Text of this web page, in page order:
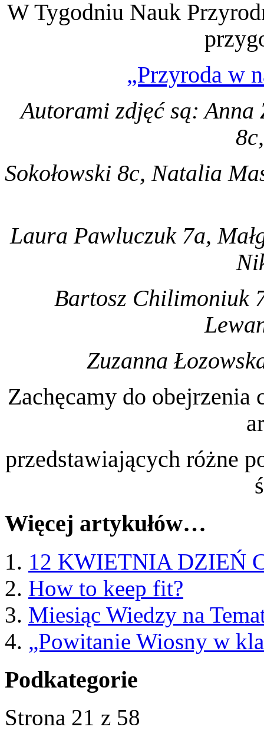
W Tygodniu Nauk
„Przyroda w
Autorami zdjęć są: Anna
Sokołowski 8c, Natalia
Laura Pawluczuk 7a,
Bartosz Chilimoniuk
Zuzanna
Zachęcamy do obejrzenia
przedstawiających różne
Więcej artykułów…
12 KWIETNIA DZIEŃ
How to keep fit?
Miesiąc Wiedzy na
„Powitanie Wiosny w
Podkategorie
Strona 21 z 58